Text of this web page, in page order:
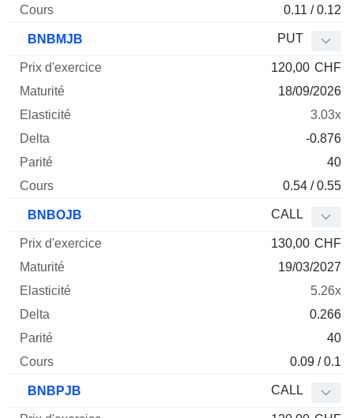
0.11 / 0.12
BNBMJB PUT
120,00 CHF
18/09/2026
3.03x
-0.876
40
0.54 / 0.55
BNBOJB CALL
130,00 CHF
19/03/2027
5.26x
0.266
40
0.09 / 0.1
BNBPJB CALL